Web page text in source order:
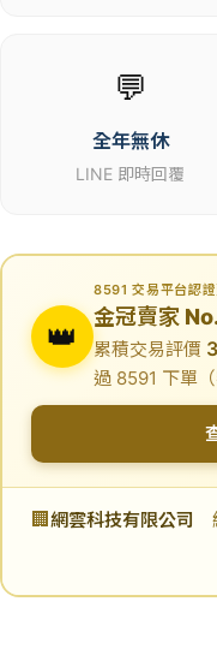
💬
全年無休
LINE 即時回覆
👑
8591 交易平台認
金冠賣家
累積交易評價
過 8591 下單（
🏢 網雲科技有限公司